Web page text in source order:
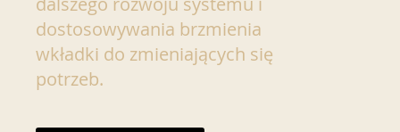
dostosowywania brzmienia
wkładki do zmieniających się
potrzeb.